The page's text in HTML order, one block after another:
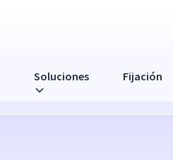
Soluciones Fijación
las interacciones con los clientes?